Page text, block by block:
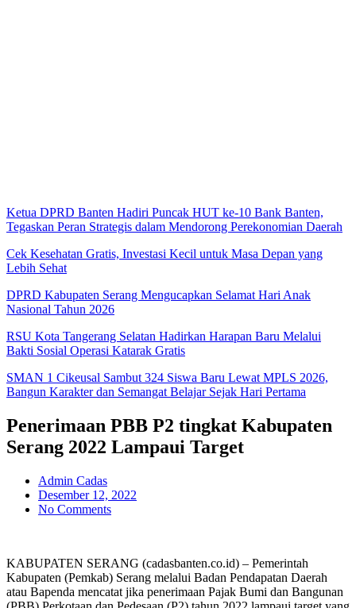
Ketua DPRD Banten Hadiri Puncak HUT ke-10 Bank Banten,
Tegaskan Peran Strategis dalam Mendorong Perekonomian Daerah
Cek Kesehatan Gratis, Investasi Kecil untuk Masa Depan yang
Lebih Sehat
DPRD Kabupaten Serang Mengucapkan Selamat Hari Anak
Nasional Tahun 2026
RSU Kota Tangerang Selatan Hadirkan Harapan Baru Melalui
Bakti Sosial Operasi Katarak Gratis
SMAN 1 Cikeusal Sambut 324 Siswa Baru Lewat MPLS 2026,
Bangun Karakter dan Semangat Belajar Sejak Hari Pertama
Penerimaan PBB P2 tingkat Kabupaten
Serang 2022 Lampaui Target
Admin Cadas
Desember 12, 2022
No Comments
KABUPATEN SERANG (cadasbanten.co.id) – Pemerintah
Kabupaten (Pemkab) Serang melalui Badan Pendapatan Daerah
atau Bapenda mencatat jika penerimaan Pajak Bumi dan Bangunan